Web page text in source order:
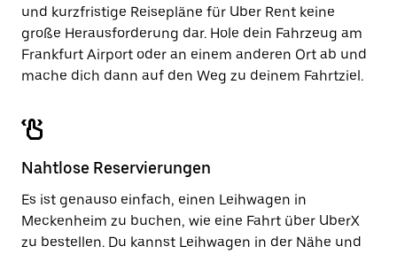
und kurzfristige Reisepläne für Uber Rent keine
große Herausforderung dar. Hole dein Fahrzeug am
Frankfurt Airport oder an einem anderen Ort ab und
mache dich dann auf den Weg zu deinem Fahrtziel.
Nahtlose Reservierungen
Es ist genauso einfach, einen Leihwagen in
Meckenheim zu buchen, wie eine Fahrt über UberX
zu bestellen. Du kannst Leihwagen in der Nähe und